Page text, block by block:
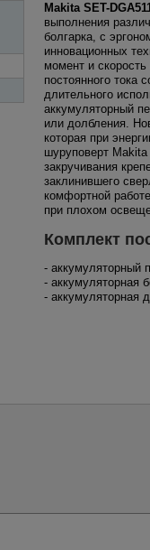
Makita SET-
выполнения
болгарка, с
инновационных
момент и
постоянного тока
длительного
аккумуляторный
или долбления.
которая при
шуруповерт
закручивания
заклинившего
комфортной
при плохом
Комплект
- аккумуляторный
- аккумуляторная
- аккумуляторная